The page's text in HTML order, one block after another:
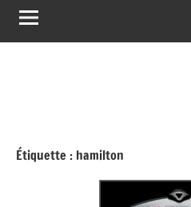
Étiquette : hamilton